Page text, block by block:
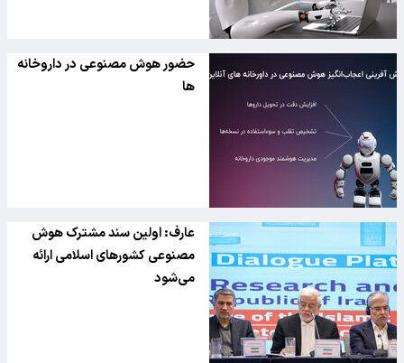
حضور هوش مصنوعی در داروخانه
ها
عارف: اولین سند مشترک هوش
مصنوعی کشورهای اسلامی ارائه
می‌شود